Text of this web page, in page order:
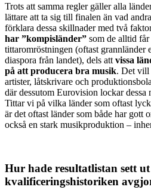
Trots att samma regler gäller alla
lättare att ta sig till finalen än vad
förklara dessa skillnader med två
har ”kompisländer” som de alltid
tittaromröstningen (oftast grannländer
diaspora från landet), dels att vissa
på att producera bra musik. Det vill
artister, låtskrivare och
där dessutom Eurovision lockar dessa
Tittar vi på vilka länder som oftast
är det oftast länder som både har gott
också en stark musikproduktion –
Hur hade resultatlistan sett
kvalificeringshistoriken